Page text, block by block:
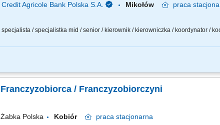
Credit Agricole Bank Polska S.A. Mikołów praca
specjalista / specjalistka mid / senior / kierownik / kierowniczka / koordynator /
Jakie będą Twoje zadania: Budowanie i rozwijanie placówki partnerskiej – z
Franczyzobiorca / Franczyzobiorczyni
Żabka Polska Kobiór praca stacjonarna